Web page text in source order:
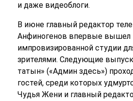
и даже видеоблоги.
В июне главный редактор
Анфиногенов впервые вышел
импровизированной студии
зрителями. Следующие
татын» («Админ здесь»)
гостей, среди которых
Чудья Жени и главный